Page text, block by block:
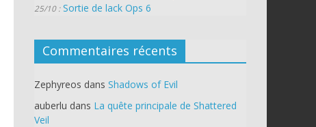
25/10 : Sortie de lack Ops 6
Commentaires récents
Zephyreos dans Shadows of Evil
auberlu dans La quête principale de Shattered
Veil